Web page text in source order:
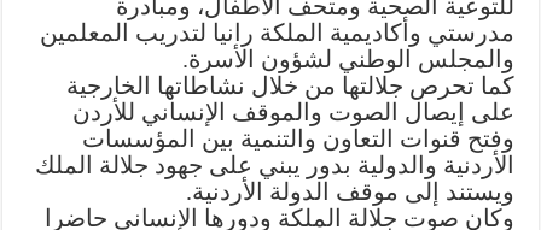
للتوعية الصحية ومتحف الأطفال، ومبادرة
مدرستي وأكاديمية الملكة رانيا لتدريب المعلمين
والمجلس الوطني لشؤون الأسرة.
كما تحرص جلالتها من خلال نشاطاتها الخارجية
على إيصال الصوت والموقف الإنساني للأردن
وفتح قنوات التعاون والتنمية بين المؤسسات
الأردنية والدولية بدور يبني على جهود جلالة الملك
ويستند إلى موقف الدولة الأردنية.
وكان صوت جلالة الملكة ودورها الإنساني حاضرا